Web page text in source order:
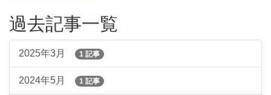
過去記事一覧
2025年3月 1 記事
2024年5月 1 記事